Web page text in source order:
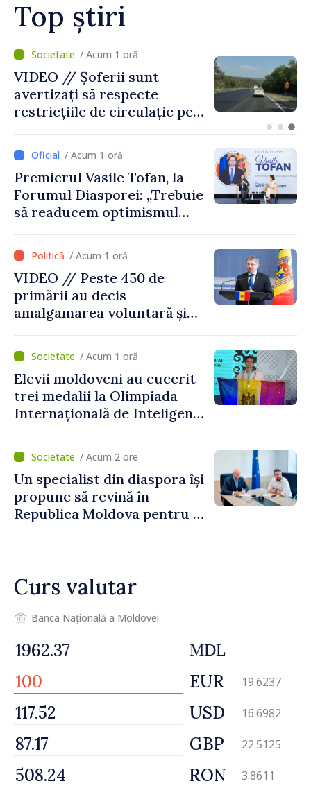
Top știri
/ Acum 16 minute
Prim-ministrul Republicii
Moldova, Vasile Tofan, și
prim-ministrul Belgiei, Bart
despre parcursul european
al Republicii Moldova.
/ Acum 1 oră
Premierul Vasile Tofan, la
Forumul Diasporei: „Trebuie
să readucem optimismul
Republica Moldova merge în
direcția corectă”
/ Acum 1 oră
VIDEO // Peste 450 de
primării au decis
amalgamarea voluntară și
pentru investiții. Igor
Grosu: „Este important să
depășim blocajele și să dăm o
șansă localităților să se
dezvolte”
/ Acum 1 oră
Elevii moldoveni au cucerit
trei medalii la Olimpiada
Internațională de Inteligență
/ Acum 2 ore
Un specialist din diaspora își
propune să revină în
Republica Moldova pentru a
Curs valutar
Banca Națională a Moldovei
MDL
EUR 19.6237
USD 16.6982
GBP 22.5125
RON 3.8611